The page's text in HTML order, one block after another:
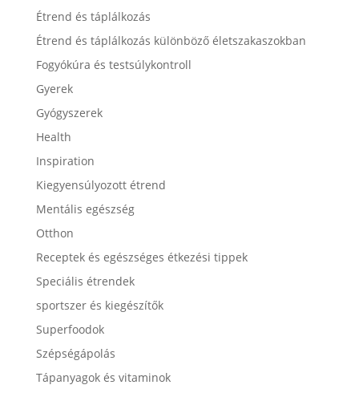
Étrend és táplálkozás
Étrend és táplálkozás különböző életszakaszokban
Fogyókúra és testsúlykontroll
Gyerek
Gyógyszerek
Health
Inspiration
Kiegyensúlyozott étrend
Mentális egészség
Otthon
Receptek és egészséges étkezési tippek
Speciális étrendek
sportszer és kiegészítők
Superfoodok
Szépségápolás
Tápanyagok és vitaminok